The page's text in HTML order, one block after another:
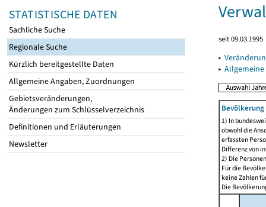
STATISTISCHE DATEN
Sachliche Suche
Regionale Suche
Kürzlich bereitgestellte Daten
Allgemeine Angaben, Zuordnungen
Gebietsveränderungen,
Änderungen zum Schlüsselverzeichnis
Definitionen und Erläuterungen
Newsletter
seit 09.03.1995
▸
▸
1) In
obwohl die
erfassten
Differenz von
2) Die
Für die
keine Zahlen
Die